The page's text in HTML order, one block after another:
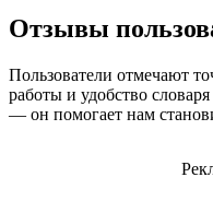
Отзывы
Пользователи отмечают
работы и удобство
— он помогает нам